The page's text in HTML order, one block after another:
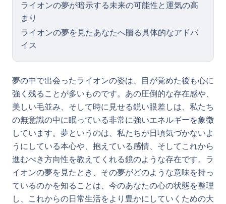
ライオンの夢が暗示する未来の可能性と運気の高
まり
ライオンの夢を見たあなたへ贈る具体的なアドバ
イス
夢の中で出会ったライオンの姿は、目が覚めた後も心に
強く残ることが多いものです。あの圧倒的な存在感や、
美しい毛並み、そして時に見せる鋭い眼差しは、私たち
の無意識の中に眠っている非常に強いエネルギーを象徴
しています。夢というのは、私たちが日頃気づかないよ
うにしている本心や、抱えている感情、そしてこれから
進むべき方向性を教えてくれる鏡のような存在です。ラ
イオンの夢を見たとき、その夢がどのような意味を持っ
ているのかを知ることは、今のあなたの心の状態を整理
し、これからの日常生活をより豊かにしていくための大